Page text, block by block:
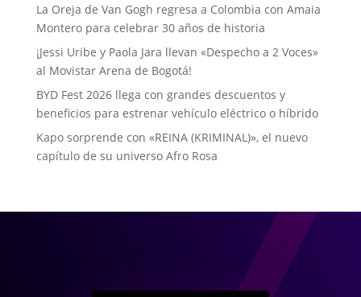
La Oreja de Van Gogh regresa a Colombia con Amaia
Montero para celebrar 30 años de historia
¡Jessi Uribe y Paola Jara llevan «Despecho a 2 Voces»
al Movistar Arena de Bogotá!
BYD Fest 2026 llega con grandes descuentos y
beneficios para estrenar vehículo eléctrico o híbrido
Kapo sorprende con «REINA (KRIMINAL)», el nuevo
capítulo de su universo Afro Rosa